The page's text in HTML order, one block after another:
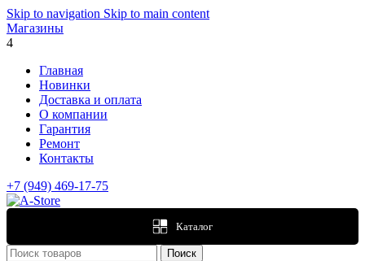
Skip to navigation Skip to main content
Магазины
4
Главная
Новинки
Доставка и оплата
О компании
Гарантия
Ремонт
Контакты
+7 (949) 469-17-75
Каталог
Поиск